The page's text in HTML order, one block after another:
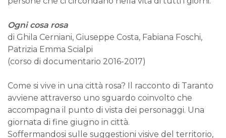
Ogni cosa rosa
di Ghila Cerniani, Giuseppe Costa, Fabiana Foschi,
Patrizia Emma Scialpi
(corso di documentario 2016-2017)
Come si vive in una città rosa? Il racconto di Taranto
avviene attraverso uno sguardo coinvolto che
accompagna il punto di vista dei personaggi. Una
giornata di fine giugno in città.
Soffermandosi sulle suggestioni visive del territorio,